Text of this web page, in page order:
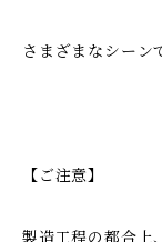
さまざまなシーン
【ご注意】
製造工程の都合上